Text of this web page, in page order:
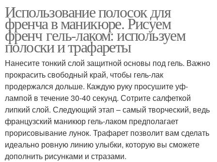
Использование полосок для
френча в маникюре. Рисуем
френч гель-лаком: используем
полоски и трафареты
Нанесите тонкий слой защитной основы под гель. Важно
прокрасить свободный край, чтобы гель-лак
продержался дольше. Каждую руку просушите уф-
лампой в течение 30-40 секунд. Сотрите салфеткой
липкий слой. Следующий этап – самый творческий, ведь
французский маникюр гель-лаком предполагает
прорисовывание лунок. Трафарет позволит вам сделать
идеально ровную линию улыбки, которую вы сможете
дополнить рисунками и стразами.